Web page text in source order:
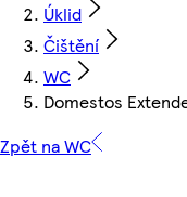
Úklid
Čištění
WC
Domestos
Zpět na WC